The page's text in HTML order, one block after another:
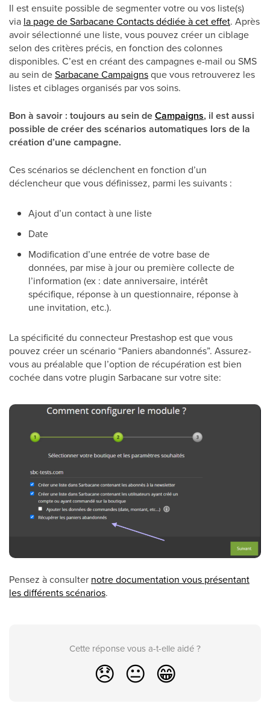
Il est ensuite possible de segmenter votre ou vos liste(s)
via la page de Sarbacane Contacts dédiée à cet effet. Après
avoir sélectionné une liste, vous pouvez créer un ciblage
selon des critères précis, en fonction des colonnes
disponibles. C’est en créant des campagnes e-mail ou SMS
au sein deSarbacane Campaignsque vous retrouverez les
listes et ciblages organisés par vos soins.
Bon à savoir : toujours au sein deCampaigns, il est aussi
possible de créer des scénarios automatiques lors de la
création d’une campagne.
Ces scénarios se déclenchent en fonction d’un
déclencheur que vous définissez, parmi les suivants :
Ajout d’un contact à une liste
Date
Modification d’une entrée de votre base de
données, par mise à jour ou première collecte de
l’information (ex : date anniversaire, intérêt
spécifique, réponse à un questionnaire, réponse à
une invitation, etc.).
La spécificité du connecteur Prestashop est que vous
pouvez créer un scénario “Paniers abandonnés”. Assurez-
vous au préalable que l’option de récupération est bien
cochée dans votre plugin Sarbacane sur votre site:
Pensez à consulter notre documentation vous présentant
les différents scénarios.
Cette réponse vous a-t-elle aidé ?
😞 😐 😁